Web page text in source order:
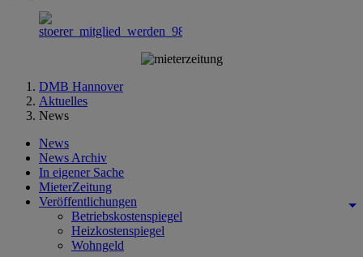
DMB Hannover
Aktuelles
News
News
News Archiv
In eigener Sache
MieterZeitung
Veröffentlichungen
Betriebskostenspiegel
Heizkostenspiegel
Wohngeld